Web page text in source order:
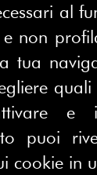
Notizie ed
Notizie-
della
di...
al
non
tua
e
puoi
cookie in